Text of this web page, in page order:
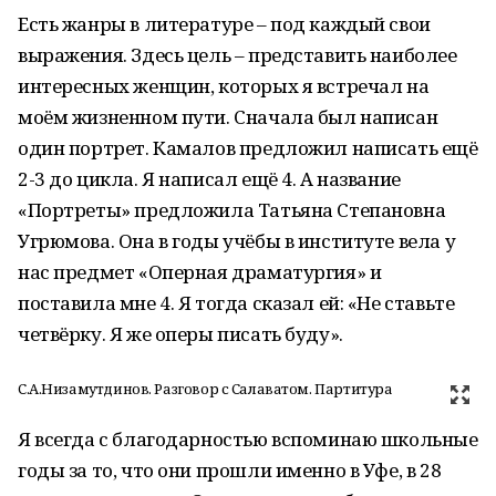
Есть жанры в литературе – под каждый свои
выражения. Здесь цель – представить наиболее
интересных женщин, которых я встречал на
моём жизненном пути. Сначала был написан
один портрет. Камалов предложил написать ещё
2-3 до цикла. Я написал ещё 4. А название
«Портреты» предложила Татьяна Степановна
Угрюмова. Она в годы учёбы в институте вела у
нас предмет «Оперная драматургия» и
поставила мне 4. Я тогда сказал ей: «Не ставьте
четвёрку. Я же оперы писать буду».
С.А.Низамутдинов. Разговор с Салаватом. Партитура
Я всегда с благодарностью вспоминаю школьные
годы за то, что они прошли именно в Уфе, в 28